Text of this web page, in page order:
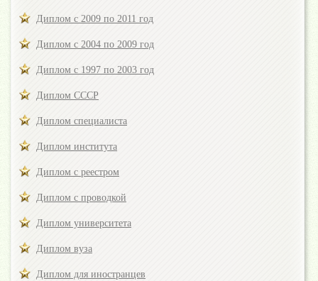
Диплом с 2009 по 2011 год
Диплом с 2004 по 2009 год
Диплом с 1997 по 2003 год
Диплом СССР
Диплом специалиста
Диплом института
Диплом с реестром
Диплом с проводкой
Диплом университета
Диплом вуза
Диплом для иностранцев